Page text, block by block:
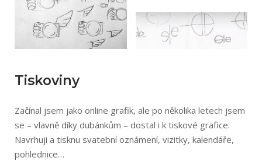
Tiskoviny
Začínal jsem jako online grafik, ale po několika letech jsem
se – vlavně díky dubánkům – dostal i k tiskové grafice.
Navrhuji a tisknu svatební oznámení, vizitky, kalendáře,
pohlednice…